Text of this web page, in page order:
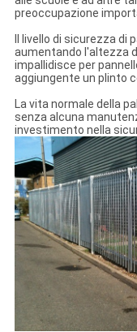
preoccupazione
Il livello di sicurezza
aumentando l'altezza
impallidisce per
aggiungente un plinto
La vita normale della
senza alcuna
investimento nella